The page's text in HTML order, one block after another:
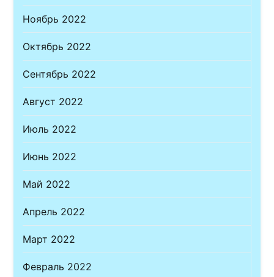
Ноябрь 2022
Октябрь 2022
Сентябрь 2022
Август 2022
Июль 2022
Июнь 2022
Май 2022
Апрель 2022
Март 2022
Февраль 2022